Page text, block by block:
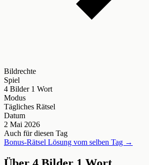
Bildrechte
Spiel
4 Bilder 1 Wort
Modus
Tägliches Rätsel
Datum
2 Mai 2026
Auch für diesen Tag
Bonus-Rätsel Lösung vom selben Tag →